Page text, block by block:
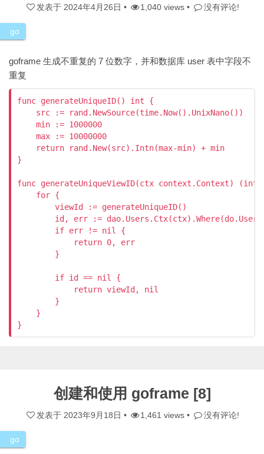
发表于 2024年4月26日 • 1,040 views • 没有评论!
go
goframe 生成不重复的 7 位数字，并和数据库 user 表中字段不
重复
func generateUniqueID() int {
    src := rand.NewSource(time.Now().UnixNano())
    min := 1000000
    max := 10000000
    return rand.New(src).Intn(max-min) + min
}
func generateUniqueViewID(ctx context.Context)
    for {
        viewId := generateUniqueID()
id, err :=
        if err != nil {
            return 0, err
        }
        if id == nil {
            return viewId, nil
        }
    }
}
创建和使用 goframe [8]
发表于 2023年9月18日 • 1,461 views • 没有评论!
go